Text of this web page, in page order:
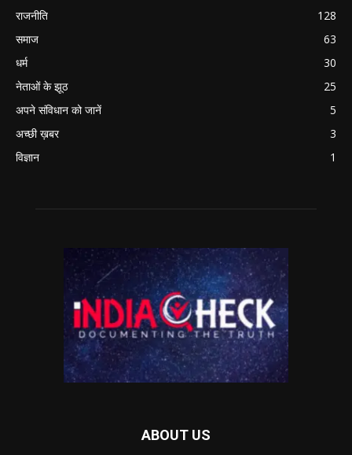
राजनीति
128
समाज
63
धर्म
30
नेताओं के झूठ
25
अपने संविधान को जानें
5
अच्छी ख़बर
3
विज्ञान
1
ABOUT US